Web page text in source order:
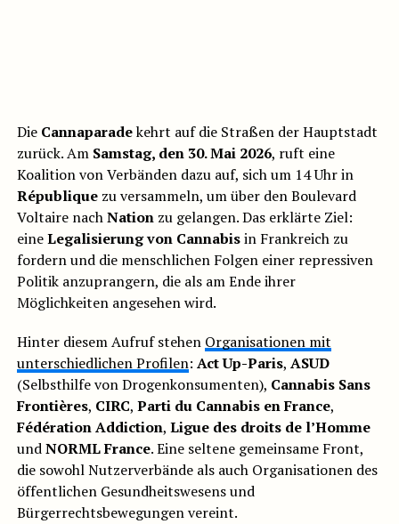
Die Cannaparadekehrt auf die Straßen der Hauptstadt
zurück. Am Samstag, den 30. Mai 2026, ruft eine
Koalition von Verbänden dazu auf, sich um 14 Uhr in
Républiquezu versammeln, um über den Boulevard
Voltaire nachNationzu gelangen. Das erklärte Ziel:
eineLegalisierung von Cannabisin Frankreich zu
fordern und die menschlichen Folgen einer repressiven
Politik anzuprangern, die als am Ende ihrer
Möglichkeiten angesehen wird.
Hinter diesem Aufruf stehen Organisationen mit
unterschiedlichen Profilen: Act Up-Paris, ASUD
(Selbsthilfe von Drogenkonsumenten), Cannabis Sans
Frontières, CIRC, Parti du Cannabis en France,
Fédération Addiction, Ligue des droits de l’Homme
undNORML France. Eine seltene gemeinsame Front,
die sowohl Nutzerverbände als auch Organisationen des
öffentlichen Gesundheitswesens und
Bürgerrechtsbewegungen vereint.